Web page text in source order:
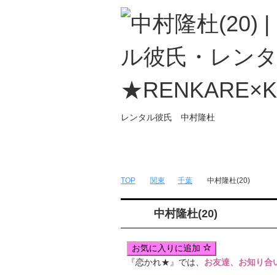
レンタル彼氏 中村隆杜
TOP 関東 千葉 中村隆杜(20)
中村隆杜(20)
お気に入りに追加
『恋かれ★』では、 お友達、お知り合